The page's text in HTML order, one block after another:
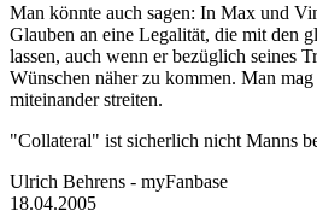
Man könnte auch sagen: In Max und
Glauben an eine Legalität, die mit den
lassen, auch wenn er bezüglich seines
Wünschen näher zu kommen. Man
miteinander streiten.
"Collateral" ist sicherlich nicht Manns
Ulrich Behrens - myFanbase
18.04.2005